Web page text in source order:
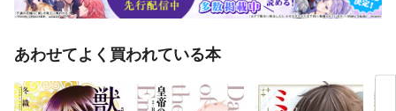
あわせてよく買われている本